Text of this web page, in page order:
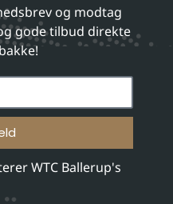
og modtag
gode tilbud direkte
WTC Ballerup's